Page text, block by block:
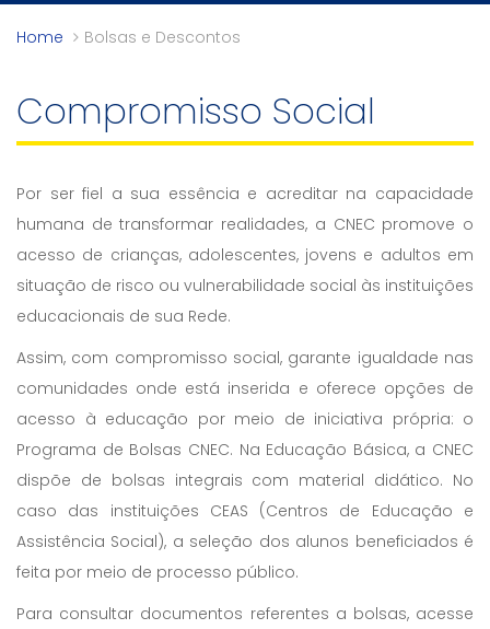
Home Bolsas e Descontos
Compromisso Social
Por ser fiel a sua essência e acreditar na capacidade
humana de transformar realidades, a CNEC promove o
acesso de crianças, adolescentes, jovens e adultos em
situação de risco ou vulnerabilidade social às instituições
educacionais de sua Rede.
Assim, com compromisso social, garante igualdade nas
comunidades onde está inserida e oferece opções de
acesso à educação por meio de iniciativa própria: o
Programa de Bolsas CNEC. Na Educação Básica, a CNEC
dispõe de bolsas integrais com material didático. No
caso das instituições CEAS (Centros de Educação e
Assistência Social), a seleção dos alunos beneficiados é
feita por meio de processo público.
Para consultar documentos referentes a bolsas, acesse